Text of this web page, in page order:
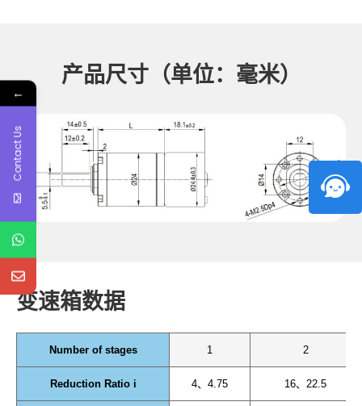
产品尺寸（单位：毫米）
变速箱数据
Number of stages 1 2
Reduction Ratio i 4、4.75 16、22.5
←
Contact Us